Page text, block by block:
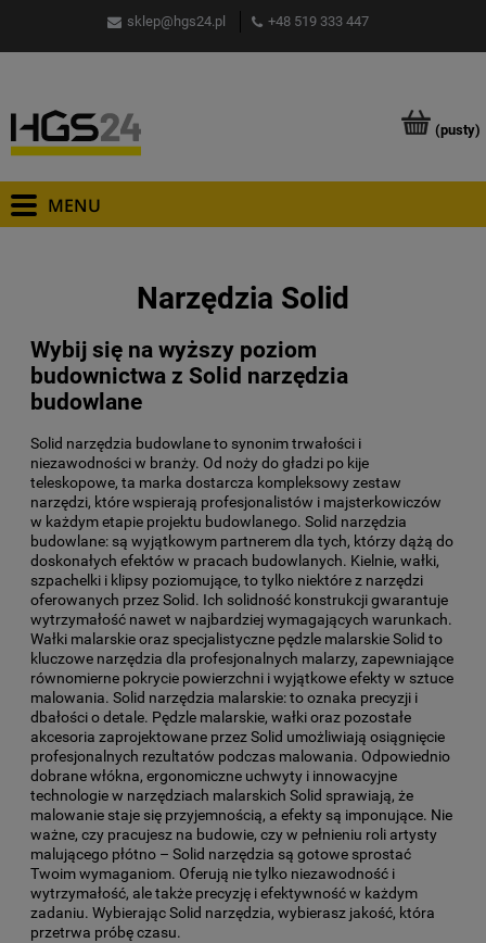
sklep@hgs24.pl +48 519 333 447
(pusty)
Narzędzia Solid
Wybij się na wyższy poziom
budownictwa z Solid narzędzia
budowlane
Solid narzędzia budowlane to synonim trwałości i
niezawodności w branży. Od noży do gładzi po kije
teleskopowe, ta marka dostarcza kompleksowy zestaw
narzędzi, które wspierają profesjonalistów i majsterkowiczów
w każdym etapie projektu budowlanego. Solid narzędzia
budowlane: są wyjątkowym partnerem dla tych, którzy dążą do
doskonałych efektów w pracach budowlanych. Kielnie, wałki,
szpachelki i klipsy poziomujące, to tylko niektóre z narzędzi
oferowanych przez Solid. Ich solidność konstrukcji gwarantuje
wytrzymałość nawet w najbardziej wymagających warunkach.
Wałki malarskie oraz specjalistyczne pędzle malarskie Solid to
kluczowe narzędzia dla profesjonalnych malarzy, zapewniające
równomierne pokrycie powierzchni i wyjątkowe efekty w sztuce
malowania. Solid narzędzia malarskie: to oznaka precyzji i
dbałości o detale. Pędzle malarskie, wałki oraz pozostałe
akcesoria zaprojektowane przez Solid umożliwiają osiągnięcie
profesjonalnych rezultatów podczas malowania. Odpowiednio
dobrane włókna, ergonomiczne uchwyty i innowacyjne
technologie w narzędziach malarskich Solid sprawiają, że
malowanie staje się przyjemnością, a efekty są imponujące. Nie
ważne, czy pracujesz na budowie, czy w pełnieniu roli artysty
malującego płótno – Solid narzędzia są gotowe sprostać
Twoim wymaganiom. Oferują nie tylko niezawodność i
wytrzymałość, ale także precyzję i efektywność w każdym
zadaniu. Wybierając Solid narzędzia, wybierasz jakość, która
przetrwa próbę czasu.